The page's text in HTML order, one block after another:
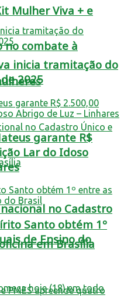
Mulher Viva + e
no combate à
no Cadastro
em Brasília
inicia tramitação do
2025
garante R$
Lar do Idoso
Santo obtém 1º
de Ensino do